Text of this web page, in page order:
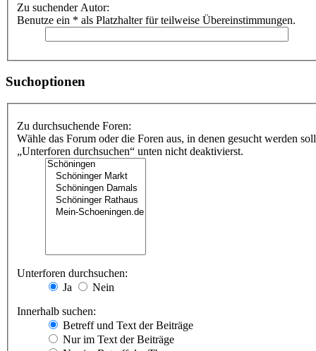
Zu suchender Autor:
Benutze ein * als Platzhalter für teilweise Übereinstimmungen.
Suchoptionen
Zu durchsuchende Foren:
Wähle das Forum oder die Foren aus, in denen gesucht werden
„Unterforen durchsuchen“ unten nicht deaktivierst.
Unterforen durchsuchen:
Ja
Nein
Innerhalb suchen:
Betreff und Text der Beiträge
Nur im Text der Beiträge